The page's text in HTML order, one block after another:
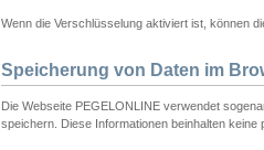
Wenn die Verschlüsselung aktiviert ist, können
Speicherung von Daten im
Die Webseite PEGELONLINE verwendet
speichern. Diese Informationen beinhalten keine